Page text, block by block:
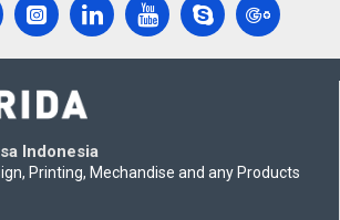
Indonesia
Printing, Mechandise and any Products